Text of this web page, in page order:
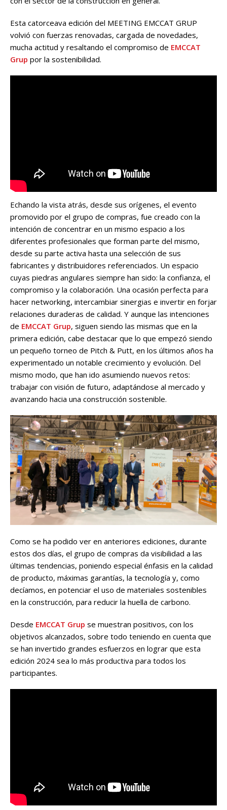
Esta catorceava edición del MEETING EMCCAT GRUP
volvió con fuerzas renovadas, cargada de novedades,
mucha actitud y resaltando el compromiso de EMCCAT
Grup por la sostenibilidad.
Echando la vista atrás, desde sus orígenes, el evento
promovido por el grupo de compras, fue creado con la
intención de concentrar en un mismo espacio a los
diferentes profesionales que forman parte del mismo,
desde su parte activa hasta una selección de sus
fabricantes y distribuidores referenciados. Un espacio
cuyas piedras angulares siempre han sido: la confianza, el
compromiso y la colaboración. Una ocasión perfecta para
hacer networking, intercambiar sinergias e invertir en forjar
relaciones duraderas de calidad. Y aunque las intenciones
de EMCCAT Grup, siguen siendo las mismas que en la
primera edición, cabe destacar que lo que empezó siendo
un pequeño torneo de Pitch & Putt, en los últimos años ha
experimentado un notable crecimiento y evolución. Del
mismo modo, que han ido asumiendo nuevos retos:
trabajar con visión de futuro, adaptándose al mercado y
avanzando hacia una construcción sostenible.
Como se ha podido ver en anteriores ediciones, durante
estos dos días, el grupo de compras da visibilidad a las
últimas tendencias, poniendo especial énfasis en la calidad
de producto, máximas garantías, la tecnología y, como
decíamos, en potenciar el uso de materiales sostenibles
en la construcción, para reducir la huella de carbono.
Desde EMCCAT Grup se muestran positivos, con los
objetivos alcanzados, sobre todo teniendo en cuenta que
se han invertido grandes esfuerzos en lograr que esta
edición 2024 sea lo más productiva para todos los
participantes.